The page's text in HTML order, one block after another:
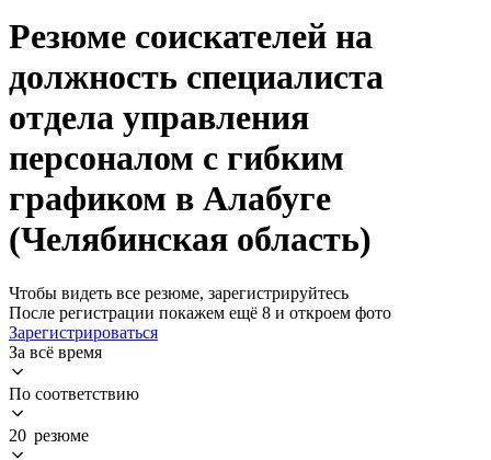
Резюме соискателей на
должность специалиста
отдела управления
персоналом с гибким
графиком в Алабуге
(Челябинская область)
Чтобы видеть все резюме, зарегистрируйтесь
После регистрации покажем ещё 8 и откроем фото
Зарегистрироваться
За всё время
По соответствию
20 резюме